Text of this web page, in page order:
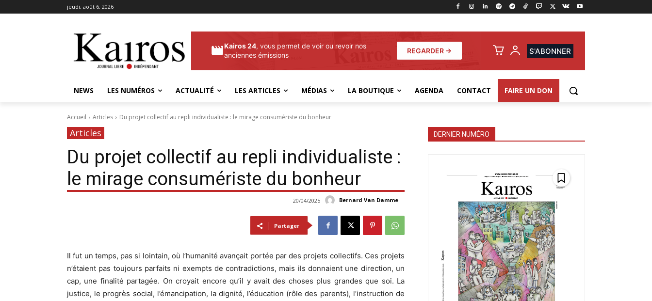
jeudi, août 6, 2026
Kairos 24, vous permet de voir ou revoir nos
anciennes émissions
REGARDER → S'ABONNER
NEWS LES NUMÉROS ACTUALITÉ LES ARTICLES MÉDIAS LA BOUTIQUE AGENDA CONTACT FAIRE UN DON
Accueil Articles Du projet collectif au repli individualiste : le mirage consumériste du bonheur
Articles
Du projet collectif au repli individualiste :
le mirage consumériste du bonheur
Bernard Van Damme
20/04/2025
Partager
Il fut un temps, pas si lointain, où l’humanité avançait portée par des projets collectifs. Ces projets
n’étaient pas toujours parfaits ni exempts de contradictions, mais ils donnaient une direction, un
cap, une finalité partagée. On croyait encore qu’il y avait des choses plus grandes que soi. La
justice, le progrès social, l’émancipation, la dignité, l’éducation (rôle des parents), l’instruction de
DERNIER NUMÉRO